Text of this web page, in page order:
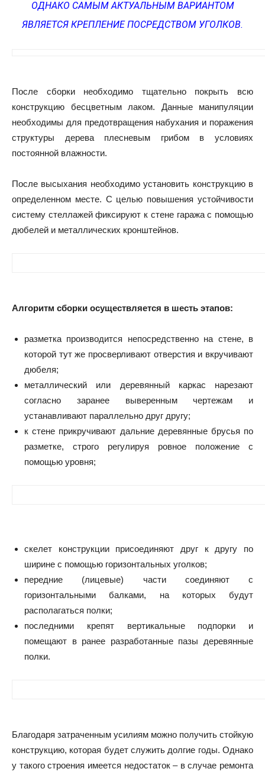
ОДНАКО САМЫМ АКТУАЛЬНЫМ ВАРИАНТОМ
ЯВЛЯЕТСЯ КРЕПЛЕНИЕ ПОСРЕДСТВОМ УГОЛКОВ.
После сборки необходимо тщательно покрыть всю
конструкцию бесцветным лаком. Данные манипуляции
необходимы для предотвращения набухания и поражения
структуры дерева плесневым грибом в условиях
постоянной влажности.
После высыхания необходимо установить конструкцию в
определенном месте. С целью повышения устойчивости
систему стеллажей фиксируют к стене гаража с помощью
дюбелей и металлических кронштейнов.
Алгоритм сборки осуществляется в шесть этапов:
разметка производится непосредственно на стене, в
которой тут же просверливают отверстия и вкручивают
дюбеля;
металлический или деревянный каркас нарезают
согласно заранее выверенным чертежам и
устанавливают параллельно друг другу;
к стене прикручивают дальние деревянные брусья по
разметке, строго регулируя ровное положение с
помощью уровня;
скелет конструкции присоединяют друг к другу по
ширине с помощью горизонтальных уголков;
передние (лицевые) части соединяют с
горизонтальными балками, на которых будут
располагаться полки;
последними крепят вертикальные подпорки и
помещают в ранее разработанные пазы деревянные
полки.
Благодаря затраченным усилиям можно получить стойкую
конструкцию, которая будет служить долгие годы. Однако
у такого строения имеется недостаток – в случае ремонта